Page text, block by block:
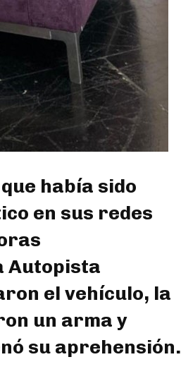
había sido
en sus redes
Autopista
el vehículo, la
un arma y
su aprehensión.